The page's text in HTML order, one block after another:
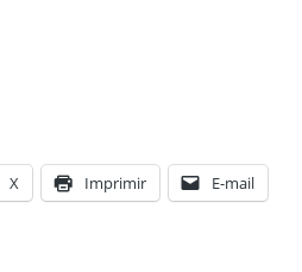
X Imprimir E-mail